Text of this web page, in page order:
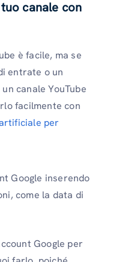
canale con
è facile, ma se
entrate o un
canale YouTube
facilmente con
per
Google inserendo
come la data di
Google per